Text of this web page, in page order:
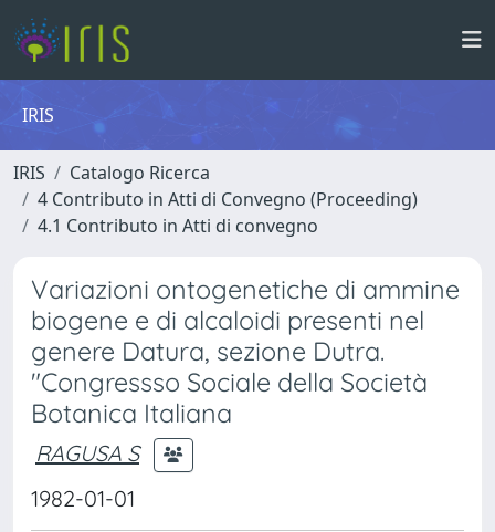
IRIS
IRIS
Catalogo Ricerca
4 Contributo in Atti di Convegno (Proceeding)
4.1 Contributo in Atti di convegno
Variazioni ontogenetiche di ammine
biogene e di alcaloidi presenti nel
genere Datura, sezione Dutra.
"Congressso Sociale della Società
Botanica Italiana
RAGUSA S
1982-01-01